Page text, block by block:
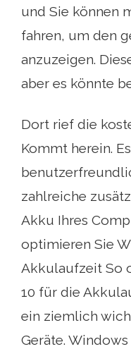
und Sie können
fahren, um den
anzuzeigen.
aber es könnte
Dort rief die
Kommt herein.
zahlreiche
Akku Ihres
optimieren Sie
Akkulaufzeit So
10 für die
ein ziemlich
Geräte.